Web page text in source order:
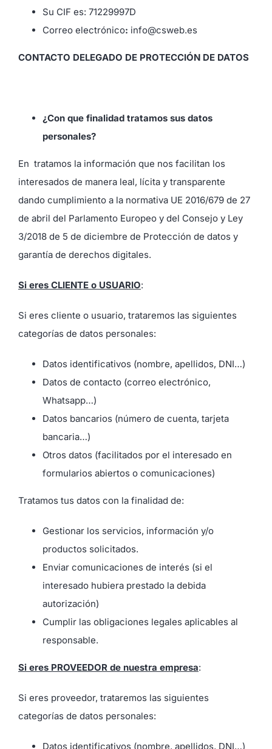
Su CIF es: 71229997D
Correo electrónico: info@csweb.es
CONTACTO DELEGADO DE PROTECCIÓN DE DATOS
¿Con que finalidad tratamos sus datos
personales?
En tratamos la información que nos facilitan los
interesados de manera leal, lícita y transparente
dando cumplimiento a la normativa UE 2016/679 de 27
de abril del Parlamento Europeo y del Consejo y Ley
3/2018 de 5 de diciembre de Protección de datos y
garantía de derechos digitales.
Si eres CLIENTE o USUARIO:
Si eres cliente o usuario, trataremos las siguientes
categorías de datos personales:
Datos identificativos (nombre, apellidos, DNI…)
Datos de contacto (correo electrónico,
Whatsapp…)
Datos bancarios (número de cuenta, tarjeta
bancaria…)
Otros datos (facilitados por el interesado en
formularios abiertos o comunicaciones)
Tratamos tus datos con la finalidad de:
Gestionar los servicios, información y/o
productos solicitados.
Enviar comunicaciones de interés (si el
interesado hubiera prestado la debida
autorización)
Cumplir las obligaciones legales aplicables al
responsable.
Si eres PROVEEDOR de nuestra empresa:
Si eres proveedor, trataremos las siguientes
categorías de datos personales:
Datos identificativos (nombre, apellidos, DNI…)